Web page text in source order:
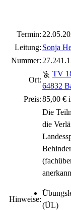
Termin:
Leitung: Sonja
Nummer:
Ort:
TV
64832
Preis:85,00 €
Hinweise:
Die
die
(ÜL)